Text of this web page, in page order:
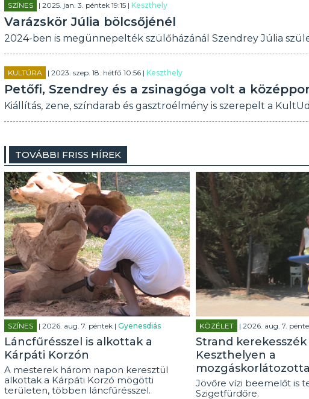
SZÍNES | 2025. jan. 3. péntek 19:15 | Keszthely
Varázskör Júlia bölcsőjénél
2024-ben is megünnepelték szülőházánál Szendrey Júlia
KULTÚRA | 2023. szep. 18. hétfő 10:56 | Keszthely
Petőfi, Szendrey és a zsinagóga volt a
Kiállítás, zene, színdarab és gasztroélmény is szerepelt a
TOVÁBBI FRISS HÍREK
SZÍNES | 2026. aug. 7. péntek | Gyenesdiás
Láncfűrésszel is alkottak a
Kárpáti Korzón
A mesterek három napon keresztül
alkottak a Kárpáti Korzó mögötti
területen, többen láncfűrésszel.
KÖZÉLET | 2026. aug. 7.
Strand
Keszthelyen a
Jövőre vízi beemelőt is
Szigetfürdőre.